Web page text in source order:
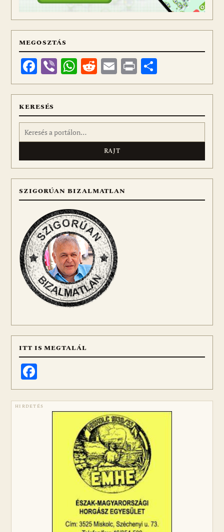
MEGOSZTÁS
Facebook
ViberWhatsApp
Reddit
Email
Print
meg
KERESÉS
Keresés:
SZIGORÚAN BIZALMATLAN
ITT IS MEGTALÁL
HIRDETÉS